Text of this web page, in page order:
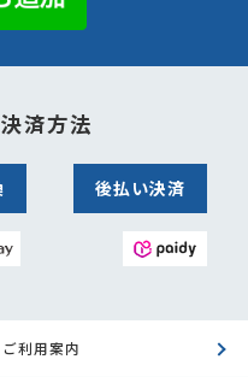
済方法
後払い決済
ご利用案内